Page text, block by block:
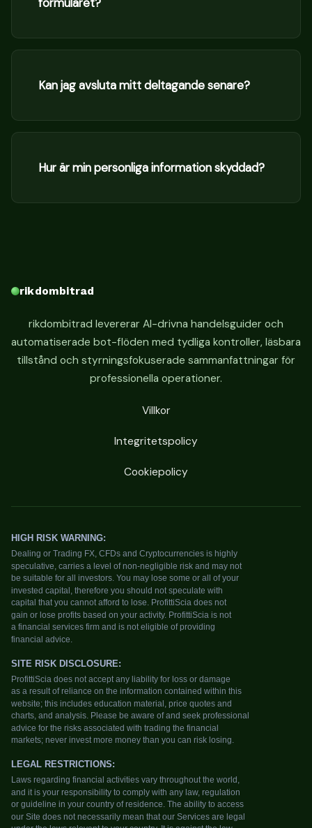
Kan jag avsluta mitt deltagande senare?
Hur är min personliga information skyddad?
rikdombitrad
rikdombitrad levererar AI-drivna handelsguider och
automatiserade bot-flöden med tydliga kontroller, läsbara
tillstånd och styrningsfokuserade sammanfattningar för
professionella operationer.
Villkor
Integritetspolicy
Cookiepolicy